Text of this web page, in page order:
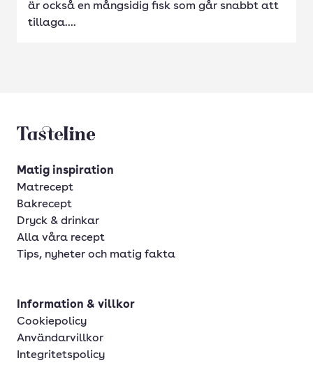
är också en mångsidig fisk som går snabbt att
tillaga....
Tasteline startsida
Matig inspiration
Matrecept
Bakrecept
Dryck & drinkar
Alla våra recept
Tips, nyheter och matig fakta
Information & villkor
Cookiepolicy
Användarvillkor
Integritetspolicy